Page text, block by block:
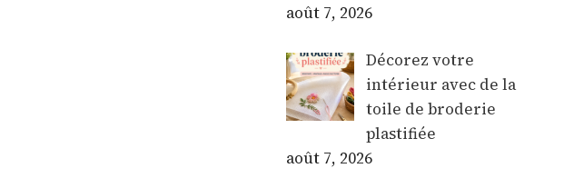
août 7, 2026
Décorez votre
intérieur avec de la
toile de broderie
plastifiée
août 7, 2026